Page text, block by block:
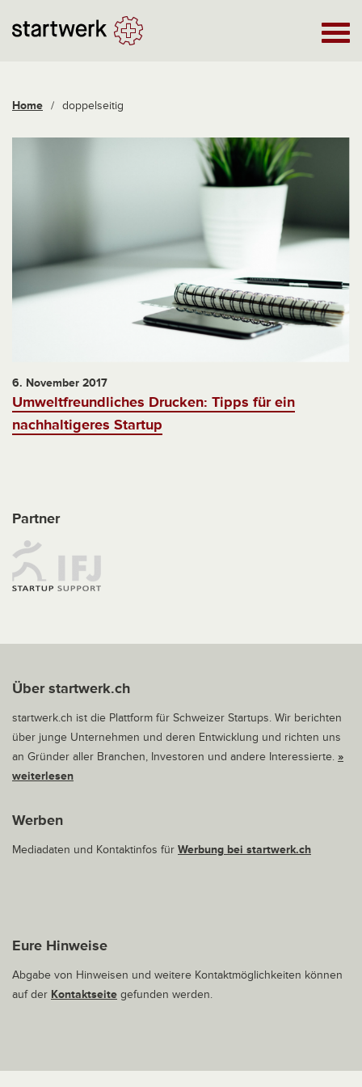
Home / doppelseitig
6. November 2017
Umweltfreundliches Drucken: Tipps für ein
nachhaltigeres Startup
Partner
Über startwerk.ch
startwerk.ch ist die Plattform für Schweizer Startups. Wir berichten
über junge Unternehmen und deren Entwicklung und richten uns
an Gründer aller Branchen, Investoren und andere Interessierte. »
weiterlesen
Werben
Mediadaten und Kontaktinfos für Werbung bei startwerk.ch
Eure Hinweise
Abgabe von Hinweisen und weitere Kontaktmöglichkeiten können
auf der Kontaktseite gefunden werden.